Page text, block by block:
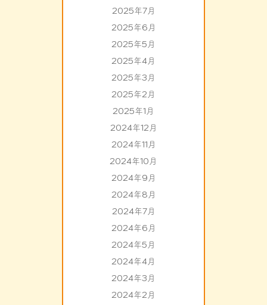
2025年7月
2025年6月
2025年5月
2025年4月
2025年3月
2025年2月
2025年1月
2024年12月
2024年11月
2024年10月
2024年9月
2024年8月
2024年7月
2024年6月
2024年5月
2024年4月
2024年3月
2024年2月